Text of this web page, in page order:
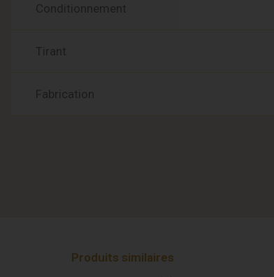
Conditionnement
Tirant
Fabrication
Produits similaires